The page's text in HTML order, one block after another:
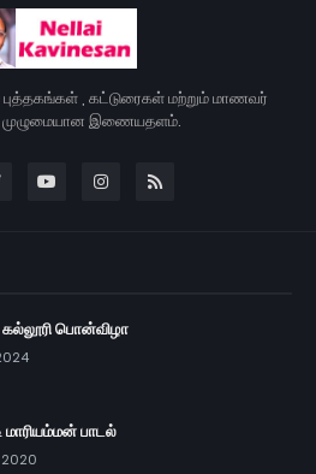
, கட்டுரைகள் மற்றும் மாணவர்
முழுமையான இணையதளம்.
பொன்விழா
மாரியம்மன் பாடல்